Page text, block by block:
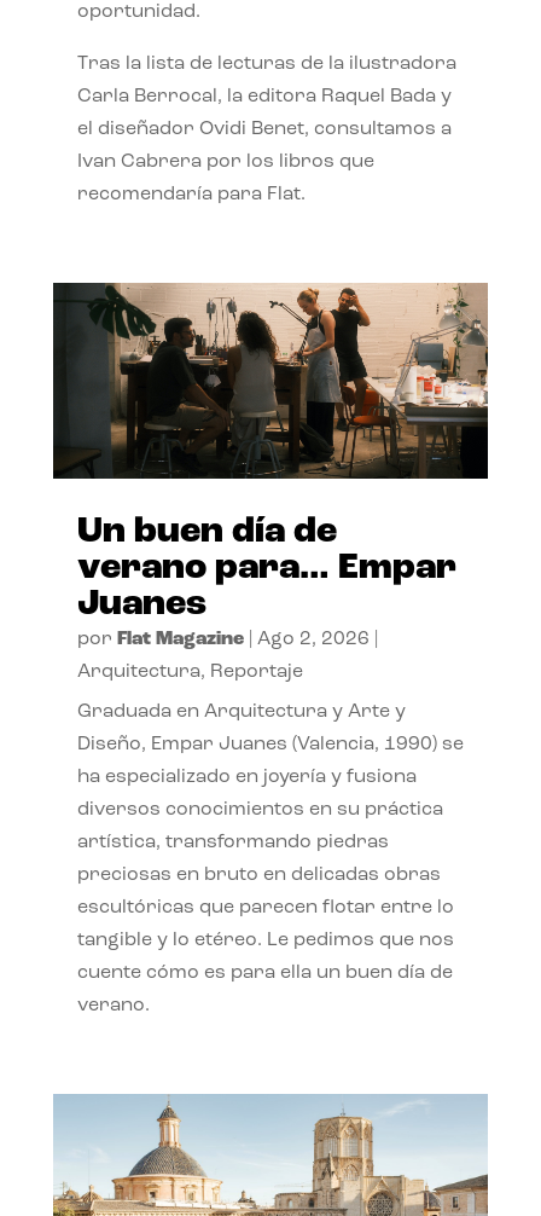
oportunidad.
Tras la lista de lecturas de la ilustradora
Carla Berrocal, la editora Raquel Bada y
el diseñador Ovidi Benet, consultamos a
Ivan Cabrera por los libros que
recomendaría para Flat.
Un buen día de
verano para… Empar
Juanes
por Flat Magazine| Ago 2, 2026
Arquitectura, Reportaje
Graduada en Arquitectura y Arte y
Diseño, Empar Juanes (Valencia, 1990) se
ha especializado en joyería y fusiona
diversos conocimientos en su práctica
artística, transformando piedras
preciosas en bruto en delicadas obras
escultóricas que parecen flotar entre lo
tangible y lo etéreo. Le pedimos que nos
cuente cómo es para ella un buen día de
verano.